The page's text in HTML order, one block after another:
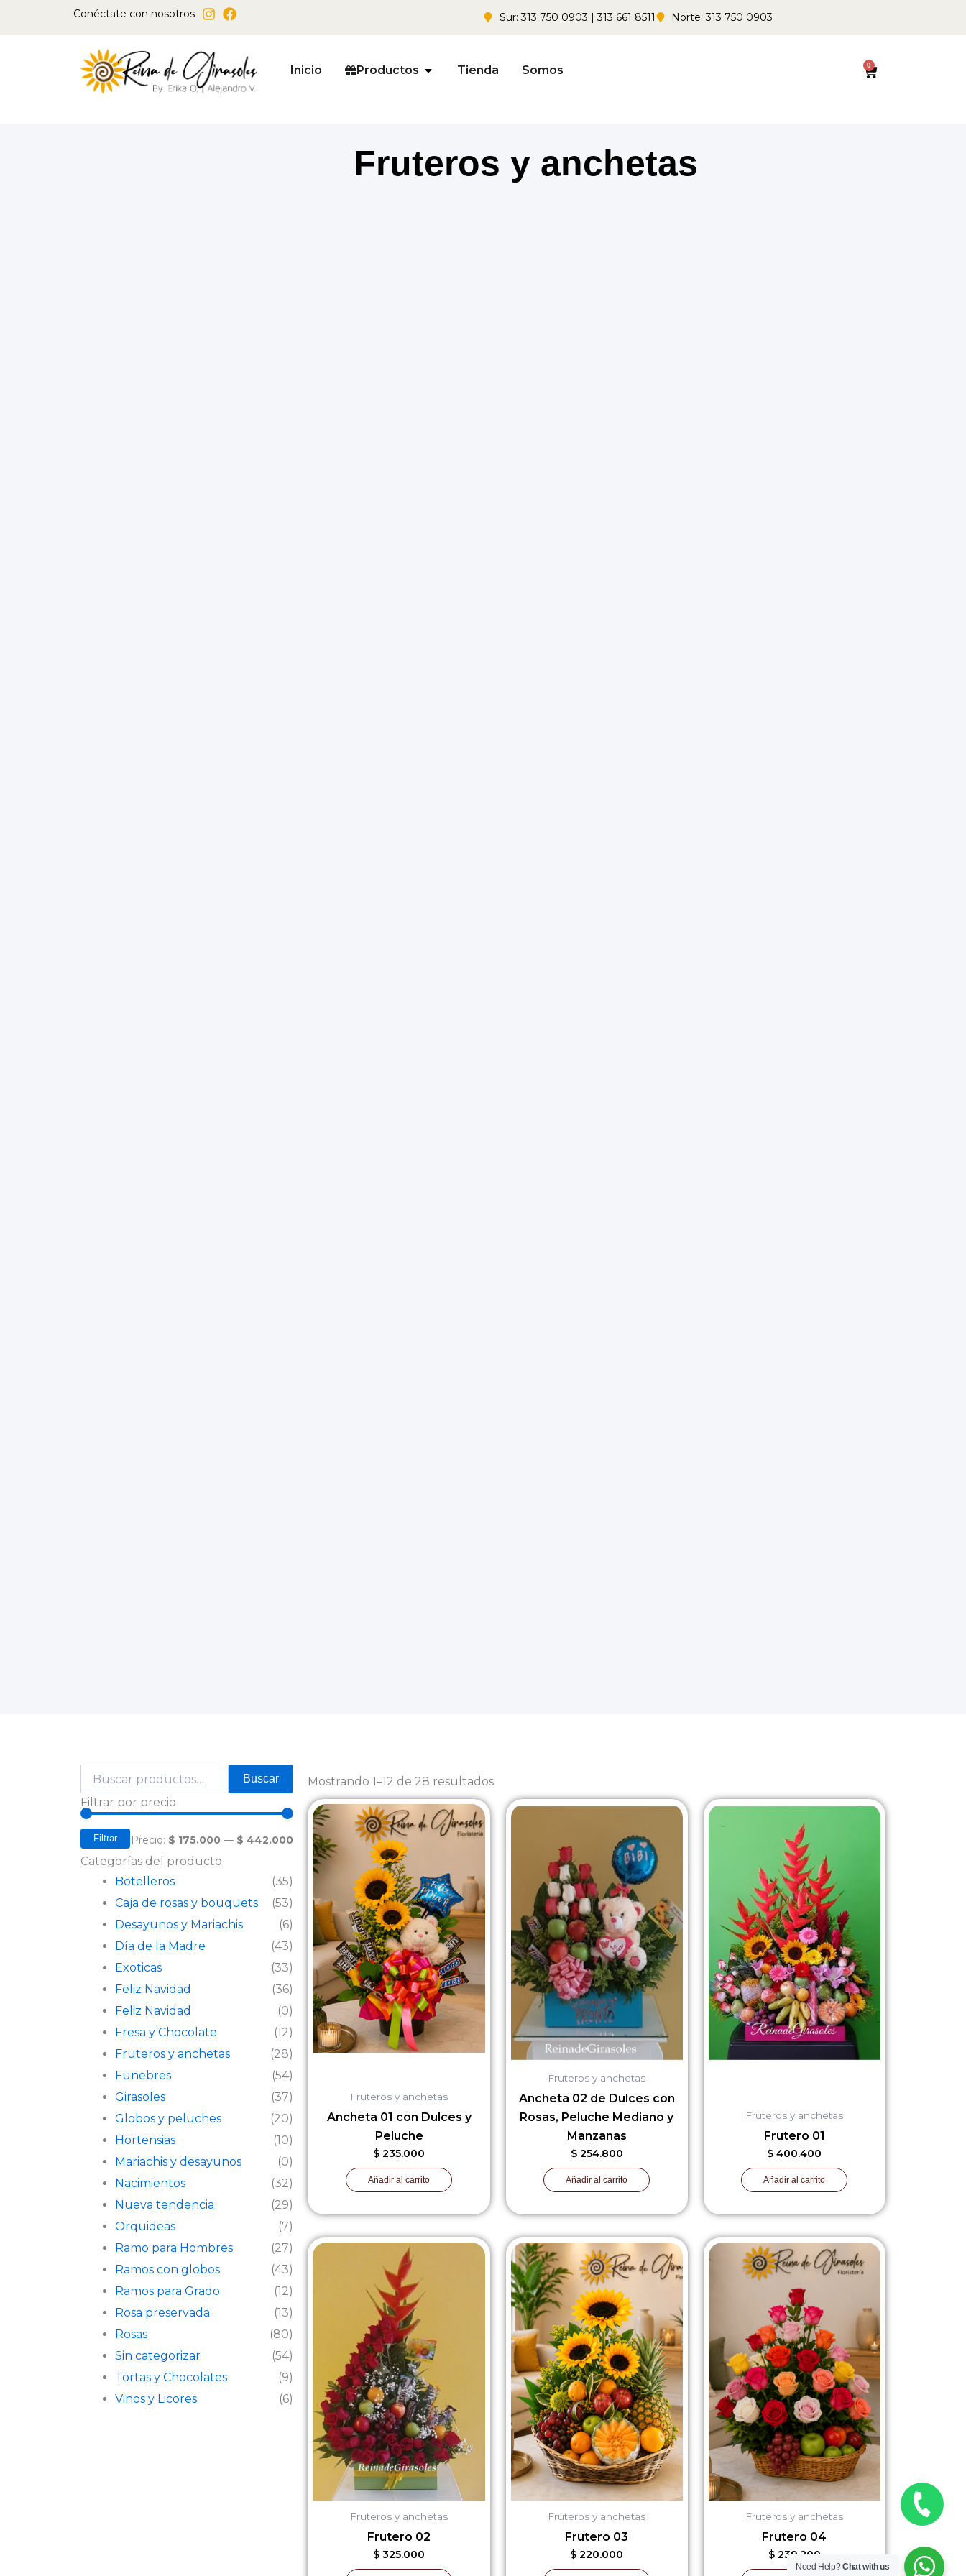
Conéctate con nosotros Sur: 313 750 0903 | 313 661 8511 Norte: 313 750 0903
Inicio Productos Open Productos
Tienda Somos 0
Cart
Fruteros y anchetas
por:
Buscar
Filtrar por precio
Precio
mínimo
Precio
máximo
Filtrar Precio: $ 175.000 — $ 442.000
Categorías del producto
Botelleros
(35)
Caja de rosas y bouquets
(53)
Desayunos y Mariachis
(6)
Día de la Madre
(43)
Exoticas
(33)
Feliz Navidad
(36)
Feliz Navidad
(0)
Fresa y Chocolate
(12)
Fruteros y anchetas
(28)
Funebres
(54)
Girasoles
(37)
Globos y peluches
(20)
Hortensias
(10)
Mariachis y desayunos
(0)
Nacimientos
(32)
Nueva tendencia
(29)
Orquideas
(7)
Ramo para Hombres
(27)
Ramos con globos
(43)
Ramos para Grado
(12)
Rosa preservada
(13)
Rosas
(80)
Sin categorizar
(54)
Tortas y Chocolates
(9)
Vinos y Licores
(6)
Mostrando 1–12 de 28 resultadosby
Fruteros y anchetas
Ancheta 01 con Dulces y
Peluche
$ 235.000
Añadir al carrito
Fruteros y anchetas
Ancheta 02 de Dulces con
Rosas, Peluche Mediano y
Manzanas
$254.800
Añadir al carrito
Fruteros y anchetas
Frutero 01
$ 400.400
Añadir al carrito
Fruteros y anchetas
Frutero 02
$ 325.000
Fruteros y anchetas
Frutero 03
$ 220.000
Fruteros y anchetas
Frutero 04
$239.200
Need Help?Chat with us